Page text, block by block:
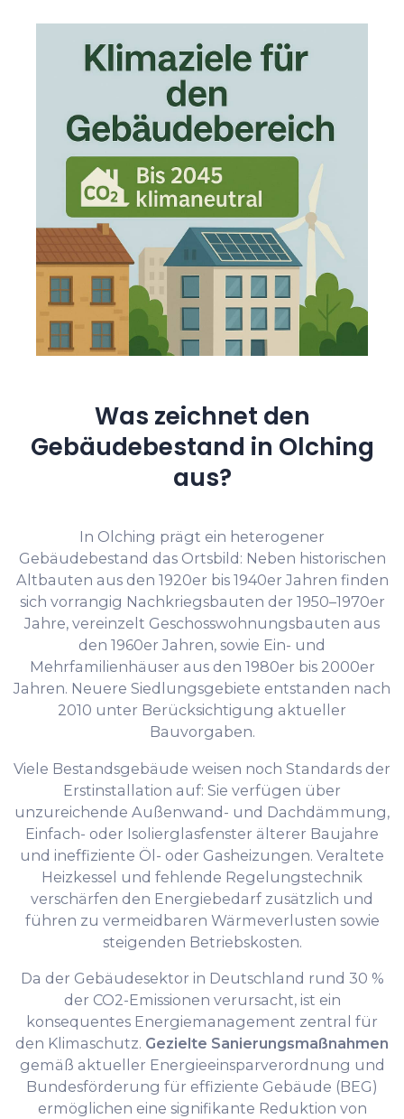
Was zeichnet den
Gebäudebestand in Olching
aus?
In Olching prägt ein heterogener
Gebäudebestand das Ortsbild: Neben historischen
Altbauten aus den 1920er bis 1940er Jahren finden
sich vorrangig Nachkriegsbauten der 1950–1970er
Jahre, vereinzelt Geschosswohnungsbauten aus
den 1960er Jahren, sowie Ein- und
Mehrfamilienhäuser aus den 1980er bis 2000er
Jahren. Neuere Siedlungsgebiete entstanden nach
2010 unter Berücksichtigung aktueller
Bauvorgaben.
Viele Bestandsgebäude weisen noch Standards der
Erstinstallation auf: Sie verfügen über
unzureichende Außenwand- und Dachdämmung,
Einfach- oder Isolierglasfenster älterer Baujahre
und ineffiziente Öl- oder Gasheizungen. Veraltete
Heizkessel und fehlende Regelungstechnik
verschärfen den Energiebedarf zusätzlich und
führen zu vermeidbaren Wärmeverlusten sowie
steigenden Betriebskosten.
Da der Gebäudesektor in Deutschland rund 30 %
der CO2-Emissionen verursacht, ist ein
konsequentes Energiemanagement zentral für
den Klimaschutz. Gezielte Sanierungsmaßnahmen
gemäß aktueller Energieeinsparverordnung und
Bundesförderung für effiziente Gebäude (BEG)
ermöglichen eine signifikante Reduktion von